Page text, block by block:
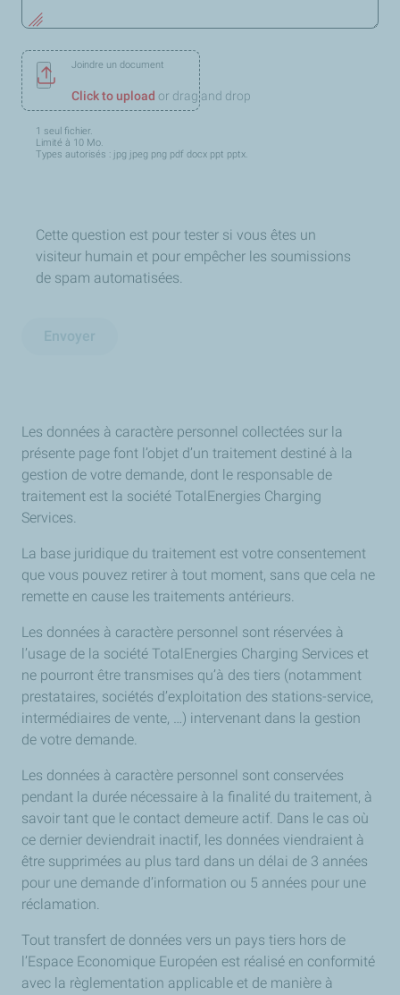
Joindre un document
Click to upload or drag and drop
1 seul fichier.
Limité à 10 Mo.
Types autorisés : jpg jpeg png pdf docx ppt pptx.
Cette question est pour tester si vous êtes un
visiteur humain et pour empêcher les soumissions
de spam automatisées.
Envoyer
Les données à caractère personnel collectées sur la
présente page font l’objet d’un traitement destiné à la
gestion de votre demande, dont le responsable de
traitement est la société TotalEnergies Charging
Services.
La base juridique du traitement est votre consentement
que vous pouvez retirer à tout moment, sans que cela ne
remette en cause les traitements antérieurs.
Les données à caractère personnel sont réservées à
l’usage de la société TotalEnergies Charging Services et
ne pourront être transmises qu’à des tiers (notamment
prestataires, sociétés d’exploitation des stations-service,
intermédiaires de vente, …) intervenant dans la gestion
de votre demande.
Les données à caractère personnel sont conservées
pendant la durée nécessaire à la finalité du traitement, à
savoir tant que le contact demeure actif. Dans le cas où
ce dernier deviendrait inactif, les données viendraient à
être supprimées au plus tard dans un délai de 3 années
pour une demande d’information ou 5 années pour une
réclamation.
Tout transfert de données vers un pays tiers hors de
l’Espace Economique Européen est réalisé en conformité
avec la règlementation applicable et de manière à